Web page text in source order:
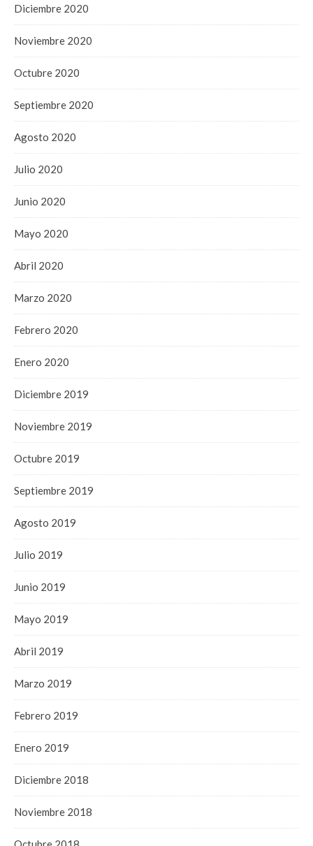
Diciembre 2020
Noviembre 2020
Octubre 2020
Septiembre 2020
Agosto 2020
Julio 2020
Junio 2020
Mayo 2020
Abril 2020
Marzo 2020
Febrero 2020
Enero 2020
Diciembre 2019
Noviembre 2019
Octubre 2019
Septiembre 2019
Agosto 2019
Julio 2019
Junio 2019
Mayo 2019
Abril 2019
Marzo 2019
Febrero 2019
Enero 2019
Diciembre 2018
Noviembre 2018